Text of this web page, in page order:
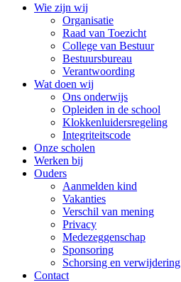
Wie zijn wij
Organisatie
Raad van Toezicht
College van Bestuur
Bestuursbureau
Verantwoording
Wat doen wij
Ons onderwijs
Opleiden in de school
Klokkenluidersregeling
Integriteitscode
Onze scholen
Werken bij
Ouders
Aanmelden kind
Vakanties
Verschil van mening
Privacy
Medezeggenschap
Sponsoring
Schorsing en verwijdering
Contact